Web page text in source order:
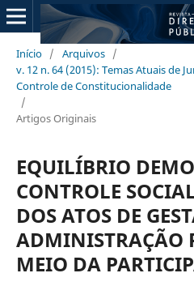
Início / Arquivos /
v. 12 n. 64 (2015): Temas Atuais de
Controle de Constitucionalidade
/
Artigos Originais
EQUILÍBRIO
CONTROLE
DOS ATOS DE
ADMINISTRAÇÃO
MEIO DA